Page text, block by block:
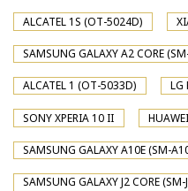
ALCATEL 1S (OT-5024D)
SAMSUNG GALAXY A2 CORE
ALCATEL 1 (OT-5033D) LG
SONY XPERIA 10 II
SAMSUNG GALAXY A10E (SM-
SAMSUNG GALAXY J2 CORE (SM-